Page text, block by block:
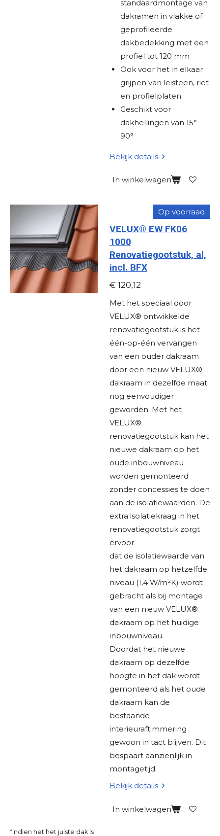
standaardmontage van
dakramen in vlakke of
geprofileerde
dakbedekking met een
profiel tot 120 mm
Ook voor het in elkaar
grijpen van leisteen, riet
en profielplaten.
Geschikt voor
dakhellingen van 15° -
90°
Bekijk details
In winkelwagen
Op voorraad
VELUX® EW FK06
1000
Renovatiegootstuk, al,
incl. BFX
€ 120,12
Met het speciaal door
VELUX® ontwikkelde
renovatiegootstuk is het
één-op-één vervangen
van een ouder dakraam
door een nieuw VELUX®
dakraam in dezelfde maat
nog eenvoudiger
geworden. Met het
VELUX®
renovatiegootstuk kan het
nieuwe dakraam op het
oude inbouwniveau
worden gemonteerd
zonder concessies te doen
aan de isolatiewaarden. De
extra isolatiekraag in het
renovatiegootstuk zorgt
ervoor
dat de isolatiewaarde van
het dakraam op hetzelfde
niveau (1,4 W/m²K) wordt
gebracht als bij montage
van een nieuw VELUX®
dakraam op het huidige
inbouwniveau.
Doordat het nieuwe
dakraam op dezelfde
hoogte in het dak wordt
gemonteerd als het oude
dakraam kan de
bestaande
interieuraftimmering
gewoon in tact blijven. Dit
bespaart aanzienlijk in
montagetijd.
Bekijk details
In winkelwagen
*Indien het het juiste dak is